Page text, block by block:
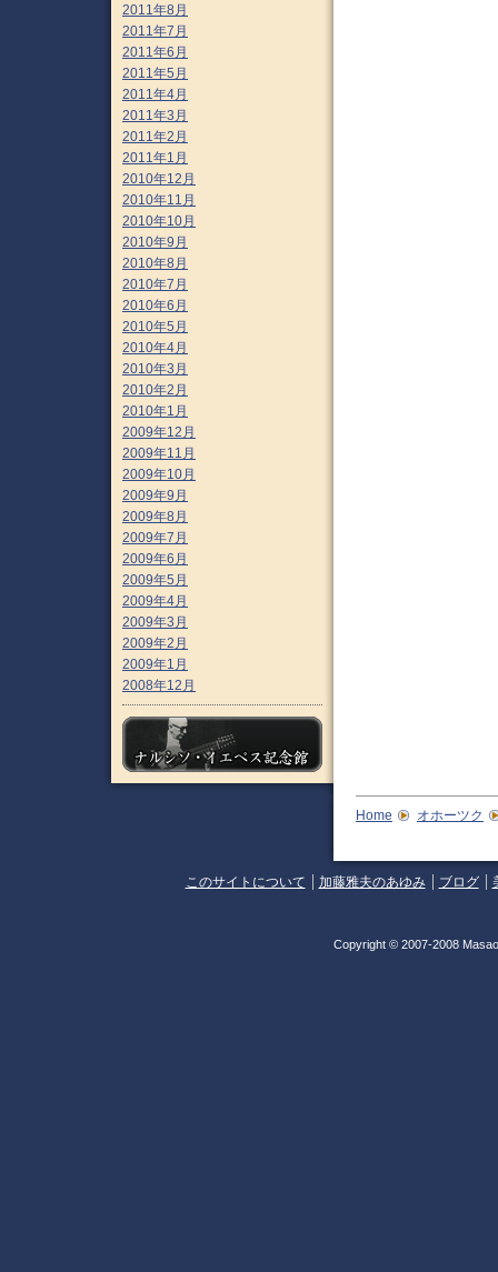
2011年8月
2011年7月
2011年6月
2011年5月
2011年4月
2011年3月
2011年2月
2011年1月
2010年12月
2010年11月
2010年10月
2010年9月
2010年8月
2010年7月
2010年6月
2010年5月
2010年4月
2010年3月
2010年2月
2010年1月
2009年12月
2009年11月
2009年10月
2009年9月
2009年8月
2009年7月
2009年6月
2009年5月
2009年4月
2009年3月
2009年2月
2009年1月
2008年12月
Home オホーツク
このサイトについて 加藤雅夫のあゆみ ブログ
Copyright © 2007-2008